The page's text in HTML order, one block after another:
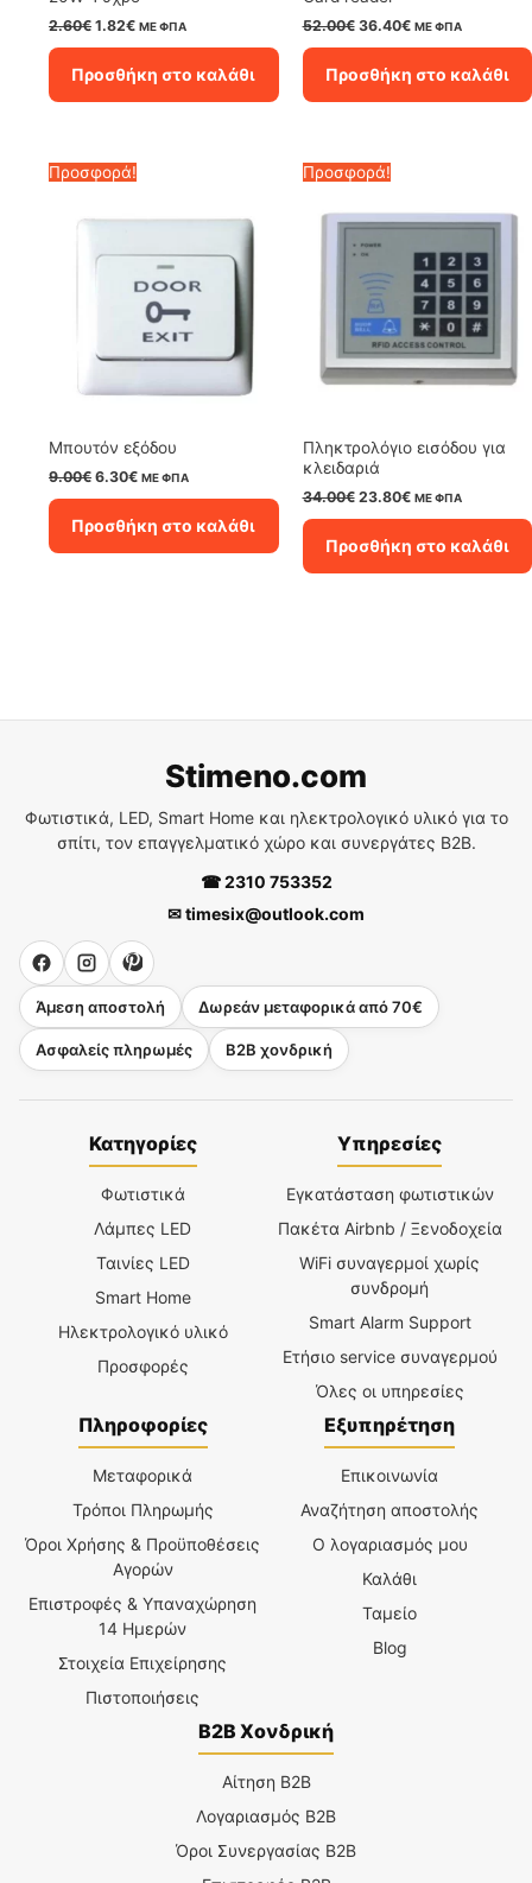
2.60€ Original
price
2.60€.
1.82€Η
τρέχουσα
είναι:
1.82€.
ΜΕ ΦΠΑ
Προσθήκη στο καλάθι
52.00€ Original
price
52.00€.
36.40€Η
τρέχουσα
είναι:
36.40€.
ΜΕ ΦΠΑ
Προσθήκη στο καλάθι
Προσφορά!
Μπουτόν εξόδου
9.00€ Original
9.00€.
6.30€Η
είναι:
6.30€.
ΜΕ ΦΠΑ
Προσθήκη στο καλάθι
Προσφορά!
Πληκτρολόγιο εισόδου για
κλειδαριά
34.00€ Original
34.00€.
23.80€Η
είναι:
23.80€.
ΜΕ ΦΠΑ
Προσθήκη στο καλάθι
Stimeno.com
Φωτιστικά, LED, Smart Home και ηλεκτρολογικό υλικό για το
σπίτι, τον επαγγελματικό χώρο και συνεργάτες B2B.
☎ 2310 753352
✉ timesix@outlook.com
Άμεση αποστολή Δωρεάν μεταφορικά από 70€
Ασφαλείς πληρωμές B2B χονδρική
Κατηγορίες
Φωτιστικά
Λάμπες LED
Ταινίες LED
Smart Home
Ηλεκτρολογικό υλικό
Προσφορές
Υπηρεσίες
Εγκατάσταση φωτιστικών
Πακέτα Airbnb / Ξενοδοχεία
WiFi συναγερμοί χωρίς
συνδρομή
Smart Alarm Support
Ετήσιο service συναγερμού
Όλες οι υπηρεσίες
Πληροφορίες
Μεταφορικά
Τρόποι Πληρωμής
Όροι Χρήσης & Προϋποθέσεις
Αγορών
Επιστροφές & Υπαναχώρηση
14 Ημερών
Στοιχεία Επιχείρησης
Πιστοποιήσεις
Εξυπηρέτηση
Επικοινωνία
Αναζήτηση αποστολής
Ο λογαριασμός μου
Καλάθι
Ταμείο
Blog
B2B Χονδρική
Αίτηση B2B
Λογαριασμός B2B
Όροι Συνεργασίας B2B